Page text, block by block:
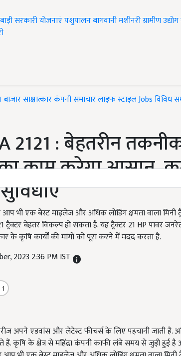
सरकारी योजनाएंपशुपालनबागवानीमशीनरीग्रामीण उद्योग
बाजारसाक्षात्कारकंपनी समाचारलाइफ स्टाइलJobsविविध
2121 : बेहतरीन
का काम करेगा आसान,
भी एक बेस्ट माइलेज और अधिक लोडिंग क्षमता वाला मिनी
बेहतर विकल्प हो सकता है. यह ट्रैक्टर 21 HP पावर
के कृषि कार्यों की मांगों को पूरा करने में मदद करता है.
2023 2:36 PM IST
अपने एडवांस और लेटेस्ट फीचर्स के लिए पहचानी जाती
हैं. कृषि के क्षेत्र से महिंद्रा कंपनी काफी लंबे समय से जुड़ी हुई